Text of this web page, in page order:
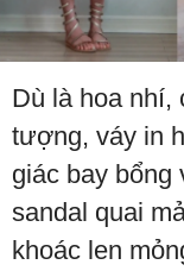
Dù là hoa nhí,
tượng, váy in
giác bay bổng
sandal quai
khoác len